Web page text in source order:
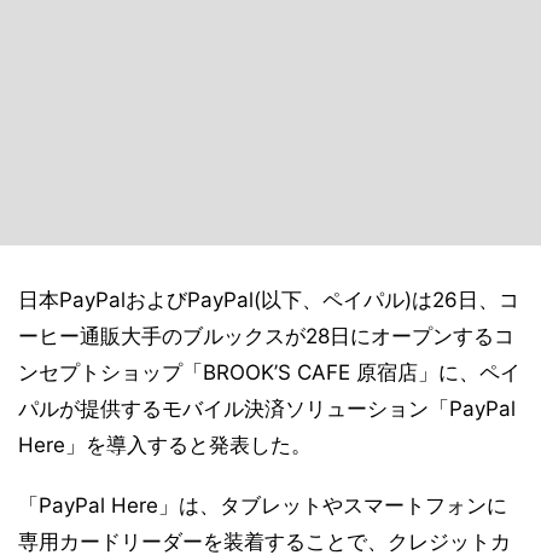
日本PayPalおよびPayPal(以下、ペイパル)は26日、コ
ーヒー通販大手のブルックスが28日にオープンするコ
ンセプトショップ「BROOK’S CAFE 原宿店」に、ペイ
パルが提供するモバイル決済ソリューション「PayPal
Here」を導入すると発表した。
「PayPal Here」は、タブレットやスマートフォンに
専用カードリーダーを装着することで、クレジットカ